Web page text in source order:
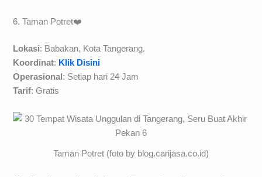
6. Taman Potret❤️
Lokasi: Babakan, Kota Tangerang.
Koordinat: Klik Disini
Operasional : Setiap hari 24 Jam
Tarif: Gratis
Taman Potret (foto by blog.carijasa.co.id)